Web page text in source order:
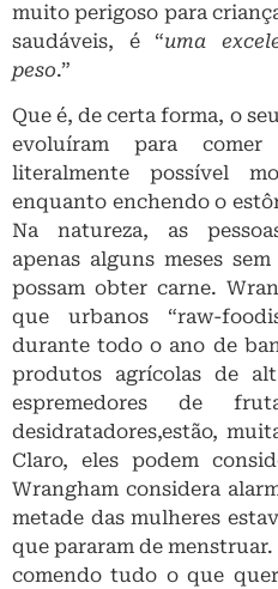
muito perigoso para
saudáveis, é “uma
peso.”
Que é, de certa forma, o
evoluíram para
literalmente possível
enquanto enchendo o
Na natureza, as
apenas alguns meses
possam obter carne.
que urbanos “raw-
durante todo o ano de
produtos agrícolas de
espremedores de
desidratadores,estão,
Claro, eles podem
Wrangham considera
metade das mulheres
que pararam de
comendo tudo o que